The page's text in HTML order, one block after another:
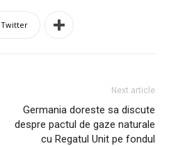
Twitter
Next article
Germania doreste sa discute
despre pactul de gaze naturale
cu Regatul Unit pe fondul